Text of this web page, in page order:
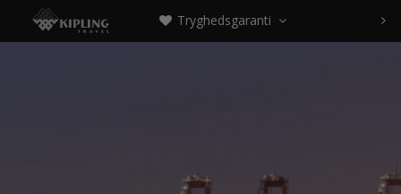
 Tryghedsgaranti  